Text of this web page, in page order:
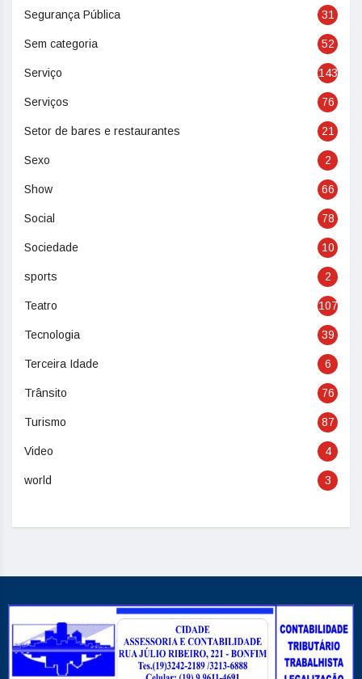
Segurança Pública 31
Sem categoria 52
Serviço 143
Serviços 76
Setor de bares e restaurantes 21
Sexo 2
Show 66
Social 78
Sociedade 10
sports 2
Teatro 107
Tecnologia 39
Terceira Idade 6
Trânsito 76
Turismo 87
Video 4
world 3